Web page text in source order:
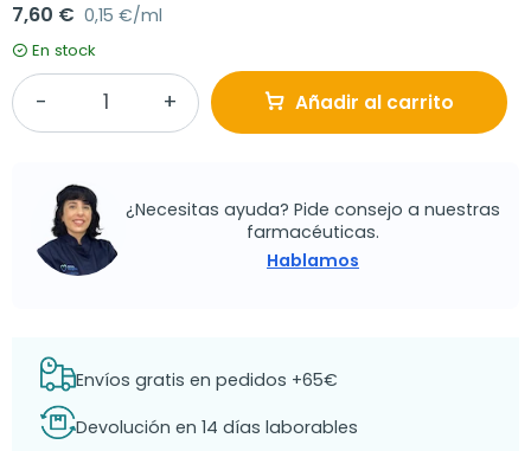
7,60 € 0,15 €/ml
En stock
Añadir al carrito
¿Necesitas ayuda? Pide consejo a nuestras
farmacéuticas.
Hablamos
Envíos gratis en pedidos +65€
Devolución en 14 días laborables